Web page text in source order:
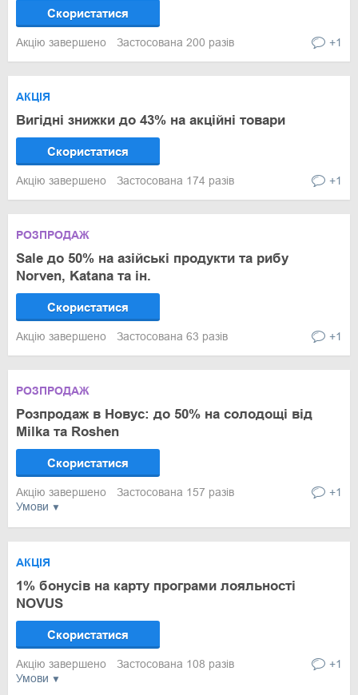
Скористатися
Акцію завершено Застосована 200 разів +1
АКЦІЯ
Вигідні знижки до 43% на акційні товари
Скористатися
Акцію завершено Застосована 174 разів +1
РОЗПРОДАЖ
Sale до 50% на азійські продукти та рибу
Norven, Katana та ін.
Скористатися
Акцію завершено Застосована 63 разів +1
Умови
РОЗПРОДАЖ
Розпродаж в Новус: до 50% на солодощі від
Milka та Roshen
Скористатися
Акцію завершено Застосована 157 разів +1
Умови
АКЦІЯ
1% бонусів на карту програми лояльності
NOVUS
Скористатися
Акцію завершено Застосована 108 разів +1